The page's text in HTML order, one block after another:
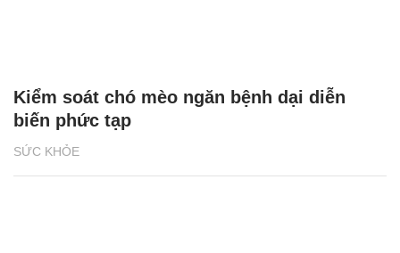
SỨC KHỎE
Kiểm soát chó mèo ngăn bệnh dại diễn
biến phức tạp